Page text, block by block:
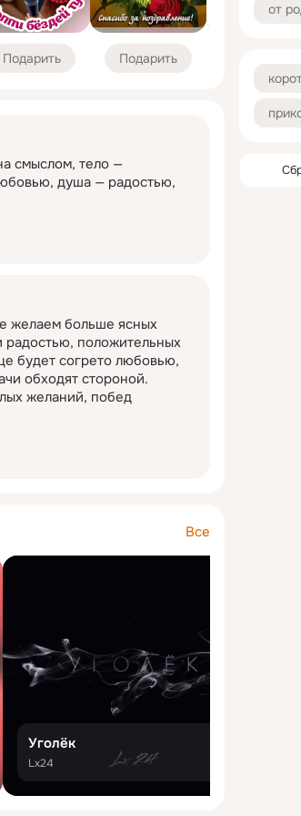
Подарить Подарить
смыслом, тело —
душа — радостью,
желаем больше ясных
радостью, положительных
будет согрето любовью,
обходят стороной.
желаний, побед
Все
Уголёк
Lx24
от